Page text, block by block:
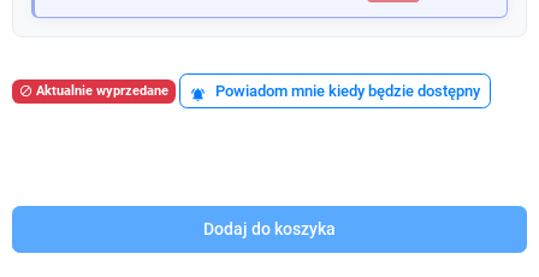
 Aktualnie wyprzedane notifications_active Powiadom mnie kiedy będzie dostępny
Dodaj do koszyka